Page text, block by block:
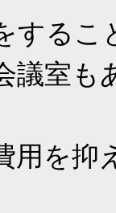
するこ
議室も
用を抑